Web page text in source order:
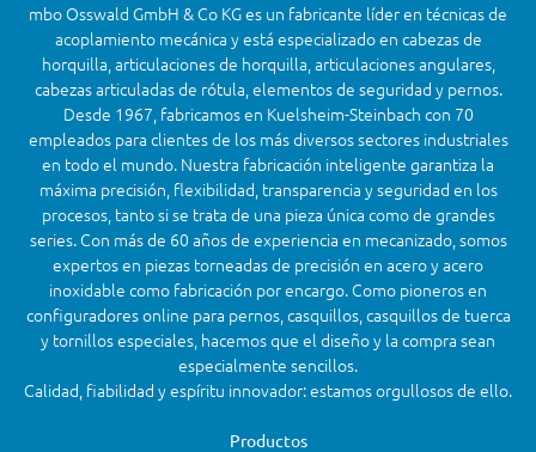
mbo Osswald GmbH & Co KG es un fabricante líder en técnicas de
acoplamiento mecánica y está especializado en cabezas de
horquilla, articulaciones de horquilla, articulaciones angulares,
cabezas articuladas de rótula, elementos de seguridad y pernos.
Desde 1967, fabricamos en Kuelsheim-Steinbach con 70
empleados para clientes de los más diversos sectores industriales
en todo el mundo. Nuestra fabricación inteligente garantiza la
máxima precisión, flexibilidad, transparencia y seguridad en los
procesos, tanto si se trata de una pieza única como de grandes
series. Con más de 60 años de experiencia en mecanizado, somos
expertos en piezas torneadas de precisión en acero y acero
inoxidable como fabricación por encargo. Como pioneros en
configuradores online para pernos, casquillos, casquillos de tuerca
y tornillos especiales, hacemos que el diseño y la compra sean
especialmente sencillos.
Calidad, fiabilidad y espíritu innovador: estamos orgullosos de ello.
Productos